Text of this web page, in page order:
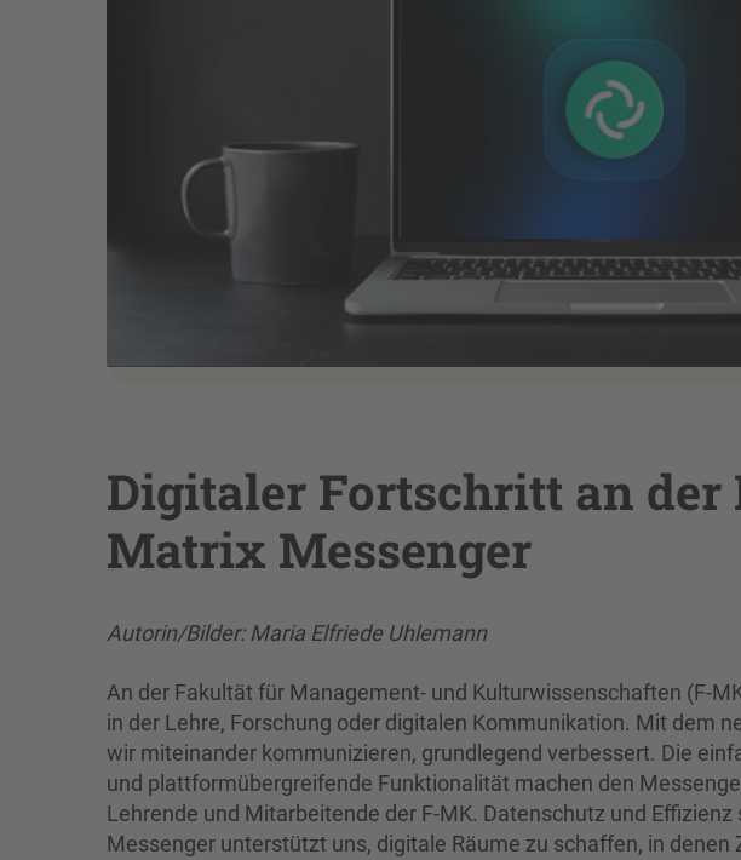
Digitaler Fortschritt an der
Matrix Messenger
Autorin/Bilder: Maria Elfriede Uhlemann
An der Fakultät für Management- und Kulturwissenschaften (F-
in der Lehre, Forschung oder digitalen Kommunikation. Mit dem
wir miteinander kommunizieren, grundlegend verbessert. Die
und plattformübergreifende Funktionalität machen den
Lehrende und Mitarbeitende der F-MK. Datenschutz und
Messenger unterstützt uns, digitale Räume zu schaffen, in